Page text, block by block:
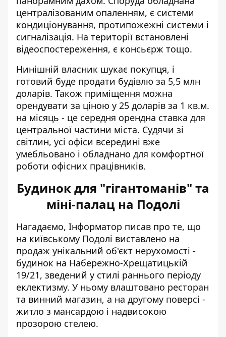
централізованим опаленням, є системи
кондиціонування, протипожежні системи і
сигналізація. На території встановлені
відеоспостереження, є консьєрж тощо.
Нинішній власник шукає покупця, і
готовий буде продати будівлю за 5,5 млн
доларів. Також приміщення можна
орендувати за ціною у 25 доларів за 1 кв.м.
на місяць - це середня орендна ставка для
центральної частини міста. Судячи зі
світлин, усі офіси всередині вже
умебльовано і обладнано для комфортної
роботи офісних працівників.
Будинок для "гігантоманів" та
міні-палац на Подолі
Нагадаємо, Інформатор писав про те, що
на київському Подолі виставлено на
продаж унікальний об'єкт нерухомості -
будинок на Набережно-Хрещатицькій
19/21, зведений у стилі раннього періоду
еклектизму. У ньому влаштовано ресторан
та винний магазин, а на другому поверсі -
житло з мансардою і надвисокою
прозорою стелею.